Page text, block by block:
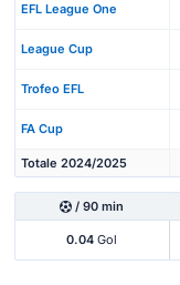
EFL League One
League Cup
Trofeo EFL
FA Cup
Totale 2024/2025
/ 90 min
0.04 Gol